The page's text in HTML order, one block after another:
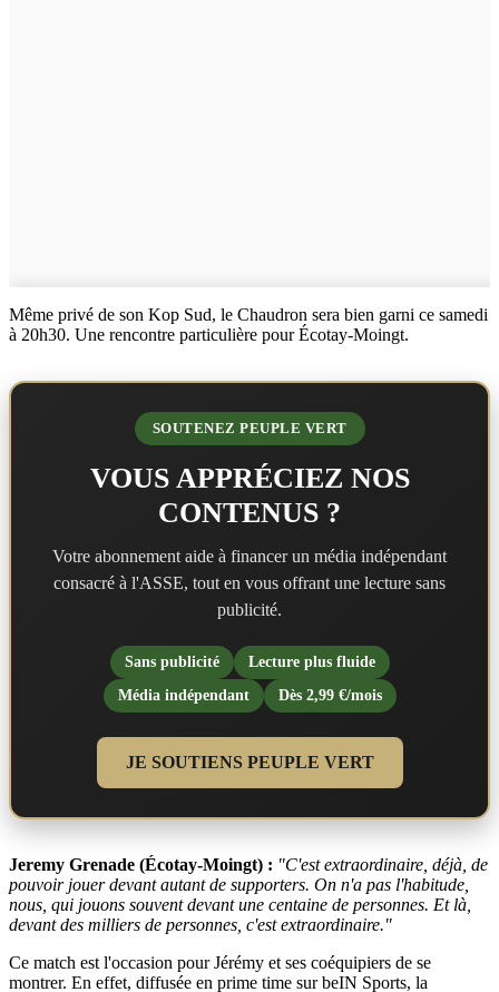
Même privé de son Kop Sud, le Chaudron sera bien garni ce samedi
à 20h30. Une rencontre particulière pour Écotay-Moingt.
SOUTENEZ PEUPLE VERT
VOUS APPRÉCIEZ NOS
CONTENUS ?
Votre abonnement aide à financer un média indépendant
consacré à l'ASSE, tout en vous offrant une lecture sans
publicité.
Sans publicité
Lecture plus fluide
Média indépendant
Dès 2,99 €/mois
JE SOUTIENS PEUPLE VERT
Jeremy Grenade (Écotay-Moingt) : "C'est extraordinaire, déjà, de
pouvoir jouer devant autant de supporters. On n'a pas l'habitude,
nous, qui jouons souvent devant une centaine de personnes. Et là,
devant des milliers de personnes, c'est extraordinaire."
Ce match est l'occasion pour Jérémy et ses coéquipiers de se
montrer. En effet, diffusée en prime time sur beIN Sports, la